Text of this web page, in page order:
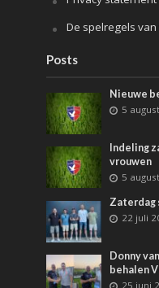
De spelregels
Posts
Nieuwe
5
Indeling
vrouwen
5
Zaterdag
22 juli
Donny
behalen
25 juni